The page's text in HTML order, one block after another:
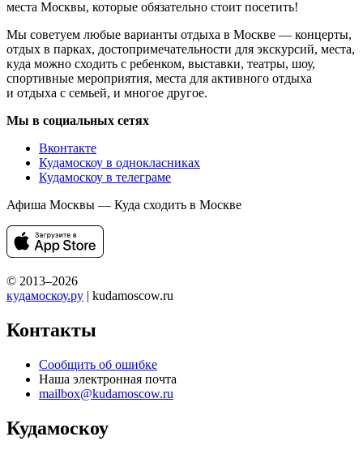
места Москвы, которые обязательно стоит посетить!
Мы советуем любые варианты отдыха в Москве — концерты,
отдых в парках, достопримечательности для экскурсий, места,
куда можно сходить с ребенком, выставки, театры, шоу,
спортивные мероприятия, места для активного отдыха
и отдыха с семьей, и многое другое.
Мы в социальных сетях
Вконтакте
Кудамоскоу в однокласниках
Кудамоскоу в телеграме
Афиша Москвы — Куда сходить в Москве
© 2013–2026
кудамоскоу.ру | kudamoscow.ru
Контакты
Сообщить об ошибке
Наша электронная почта
mailbox@kudamoscow.ru
Кудамоскоу